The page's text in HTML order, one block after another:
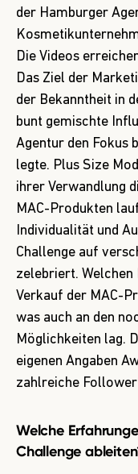
der Hamburger
Die Videos
Das Ziel der
der Bekanntheit in
bunt gemischte
Agentur den Fokus
legte. Plus Size
ihrer Verwandlung
MAC-Produkten
Individualität und
Challenge auf
zelebriert. Welchen
Verkauf der MAC-
was auch an den
Möglichkeiten lag.
eigenen Angaben
zahlreiche Follower
Welche
Challenge